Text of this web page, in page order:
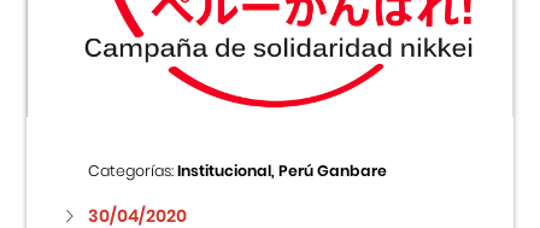
Centro Cultural Peruano Japonés
Museo de la Inmigración Japonesa
Fondo Editorial
Categorías:Institucional, Perú Ganbare
30/04/2020